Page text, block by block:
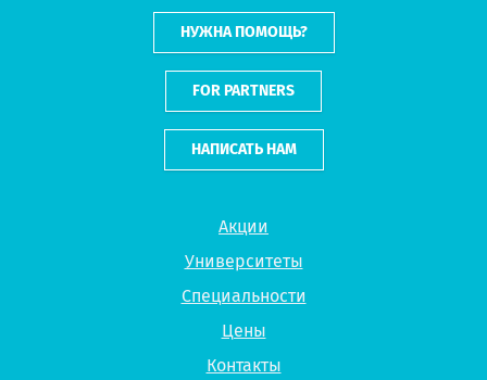
Акции
Университеты
Специальности
Цены
Контакты
НУЖНА ПОМОЩЬ?
FOR PARTNERS
НАПИСАТЬ НАМ